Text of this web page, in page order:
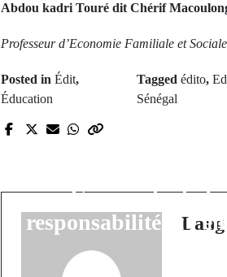
Abdou kadri Touré dit Chérif
Professeur d’Economie Familiale et
Posted in Édit,
Éducation
Taggedédito,
Sénégal
Discours du
Un appel à la
responsabilité et